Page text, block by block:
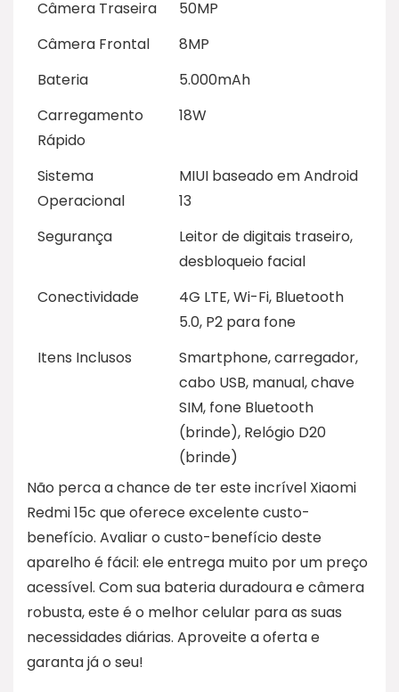
Câmera Traseira
50MP
Câmera Frontal
8MP
Bateria
5.000mAh
Carregamento
Rápido
18W
Sistema
Operacional
MIUI baseado em Android
13
Segurança
Leitor de digitais traseiro,
desbloqueio facial
Conectividade
4G LTE, Wi-Fi, Bluetooth
5.0, P2 para fone
Itens Inclusos
Smartphone, carregador,
cabo USB, manual, chave
SIM, fone Bluetooth
(brinde), Relógio D20
(brinde)
Não perca a chance de ter este incrível Xiaomi
Redmi 15c que oferece excelente custo-
benefício. Avaliar o custo-benefício deste
aparelho é fácil: ele entrega muito por um preço
acessível. Com sua bateria duradoura e câmera
robusta, este é o melhor celular para as suas
necessidades diárias. Aproveite a oferta e
garanta já o seu!